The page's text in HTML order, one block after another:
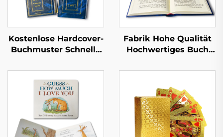
Kostenlose Hardcover-
Buchmuster Schnelle
Buchdruck
Kundenspezifischer
Hardcover-Buch-Set-
Druck
Fabrik Hohe Qualität
Hochwertiges Buch
Vollflächige
Hardcover-Buchdruck